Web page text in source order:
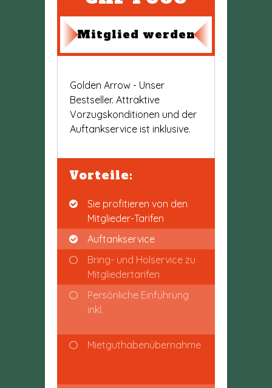
Mitglied werden
Golden Arrow - Unser
Bestseller. Attraktive
Vorzugskonditionen und der
Auftankservice ist inklusive.
Vorteile:
Sie profitieren von den
Mitglieder-Tarifen
Auftankservice
Bring- und Holservice zu
Mitgliedertarifen
Persönliche Einführung
inkl.
Mietguthabenübernahme